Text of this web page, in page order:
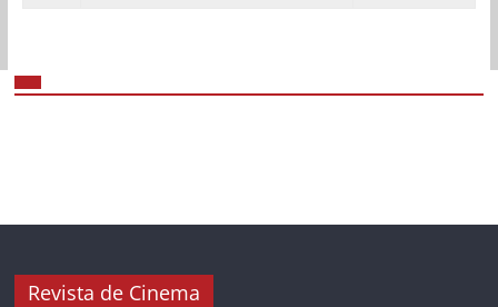
Revista de Cinema